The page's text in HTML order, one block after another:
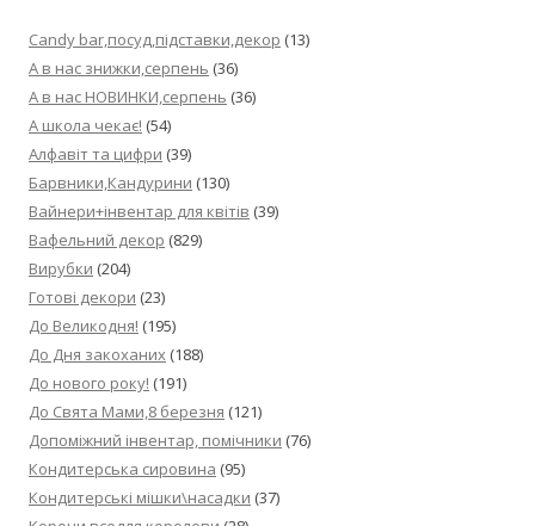
Candy bar,посуд,підставки,декор (13)
А в нас знижки,серпень (36)
А в нас НОВИНКИ,серпень (36)
А школа чекає! (54)
Алфавіт та цифри (39)
Барвники,Кандурини (130)
Вайнери+інвентар для квітів (39)
Вафельний декор (829)
Вирубки (204)
Готові декори (23)
До Великодня! (195)
До Дня закоханих (188)
До нового року! (191)
До Свята Мами,8 березня (121)
Допоміжний інвентар, помічники (76)
Кондитерська сировина (95)
Кондитерські мішки\насадки (37)